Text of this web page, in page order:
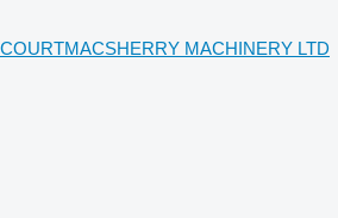
COURTMACSHERRY MACHINERY LTD